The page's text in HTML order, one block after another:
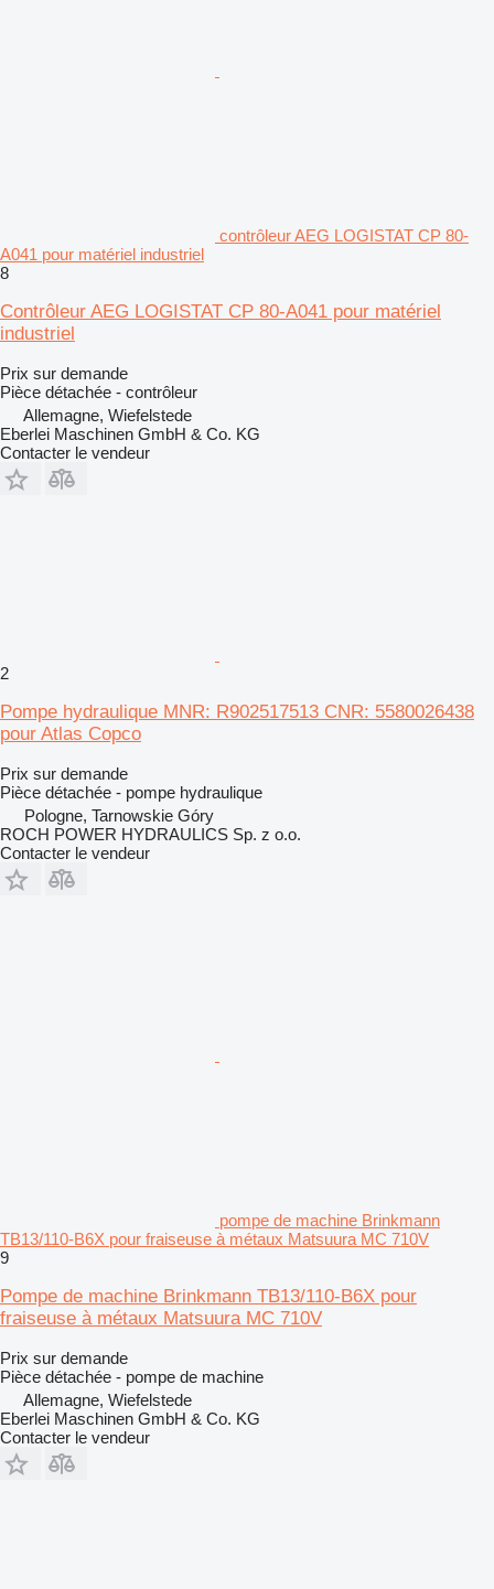
contrôleur AEG LOGISTAT CP 80-
A041 pour matériel industriel
8
Contrôleur AEG LOGISTAT CP 80-A041 pour matériel
industriel
Prix sur demande
Pièce détachée - contrôleur
Allemagne, Wiefelstede
Eberlei Maschinen GmbH & Co. KG
Contacter le vendeur
2
Pompe hydraulique MNR: R902517513 CNR: 5580026438
pour Atlas Copco
Prix sur demande
Pièce détachée - pompe hydraulique
Pologne, Tarnowskie Góry
ROCH POWER HYDRAULICS Sp. z o.o.
Contacter le vendeur
pompe de machine Brinkmann
TB13/110-B6X pour fraiseuse à métaux Matsuura MC 710V
9
Pompe de machine Brinkmann TB13/110-B6X pour
fraiseuse à métaux Matsuura MC 710V
Prix sur demande
Pièce détachée - pompe de machine
Allemagne, Wiefelstede
Eberlei Maschinen GmbH & Co. KG
Contacter le vendeur